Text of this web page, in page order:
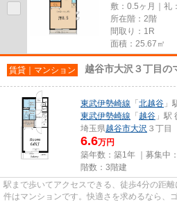
敷：0.5ヶ月｜礼
所在階：2階
間取り：1R
面積：25.67㎡
賃貸｜マンション 越谷市大沢３丁目の
東武伊勢崎線 「 北越谷 」
東武伊勢崎線 「 越谷 」駅
埼玉県越谷市大沢 ３丁目
6.6万円
築年数：築1年 ｜募集中：
階数：3階建
駅まで歩いてアクセスできる、徒歩4分の距
件はマンションです。快適さを求めるなら、